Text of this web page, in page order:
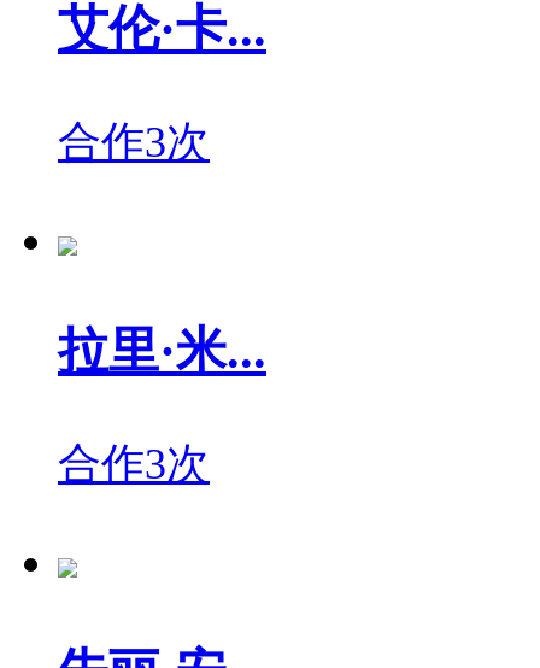
艾伦·卡...
合作3次
拉里·米...
合作3次